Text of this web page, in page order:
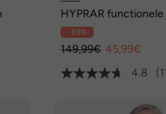
HYPRAR
waterdicht, capuchon
- 69%
149,99€ 45,99€
4.8